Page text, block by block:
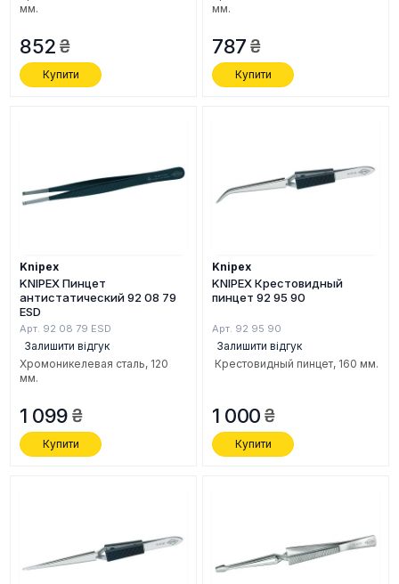
мм.
852
Купити
мм.
787
Купити
Knipex
KNIPEX Пинцет
антистатический 92 08 79
ESD
Арт. 92 08 79 ESD
Залишити відгук
Хромоникелевая сталь, 120
мм.
1 099
Купити
Knipex
KNIPEX Крестовидный
пинцет 92 95 90
Арт. 92 95 90
Залишити відгук
Крестовидный пинцет, 160 мм.
1 000
Купити